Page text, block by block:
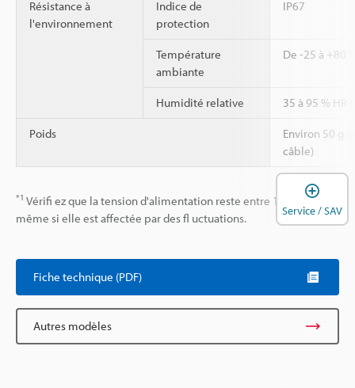
Résistance à
l'environnement
Indice de
protection
IP67
Température
ambiante
De -25 à +80
Humidité relative 35 à 95 % HR
Poids
Environ 50 g
câble)
*1 Vérifi ez que la tension d'alimentation reste entre 10,8 V et 30 V
même si elle est affectée par des fl uctuations.
Fiche technique (PDF)
Autres modèles
Service / SAV